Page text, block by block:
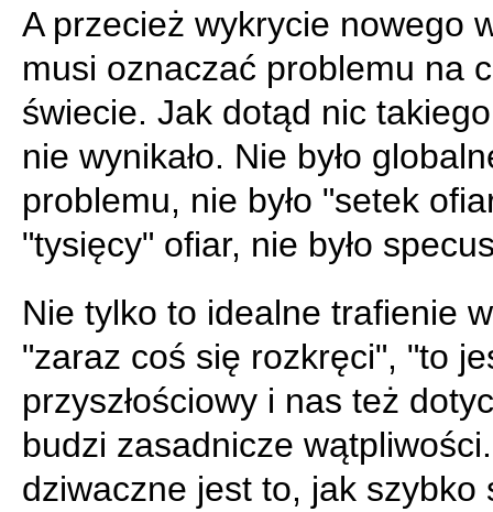
A przecież wykrycie nowego
musi oznaczać problemu na
świecie. Jak dotąd nic
nie wynikało. Nie było
problemu, nie było "setek
"tysięcy" ofiar, nie było
Nie tylko to idealne trafienie
"zaraz coś się rozkręci", "to
przyszłościowy i nas też
budzi zasadnicze
dziwaczne jest to, jak szybko